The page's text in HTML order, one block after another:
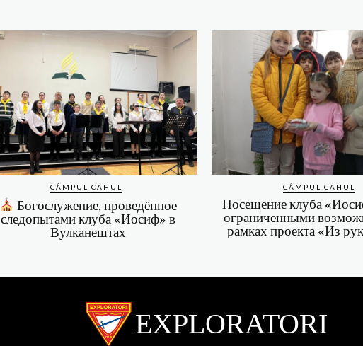
CÂMPUL CAHUL
Богослужение, проведённое
следопытами клуба «Иосиф» в
Вулканештах
CÂMPUL CAHUL
Посещение клуба
ограниченными
рамках проекта «Из
EXPLORATORI